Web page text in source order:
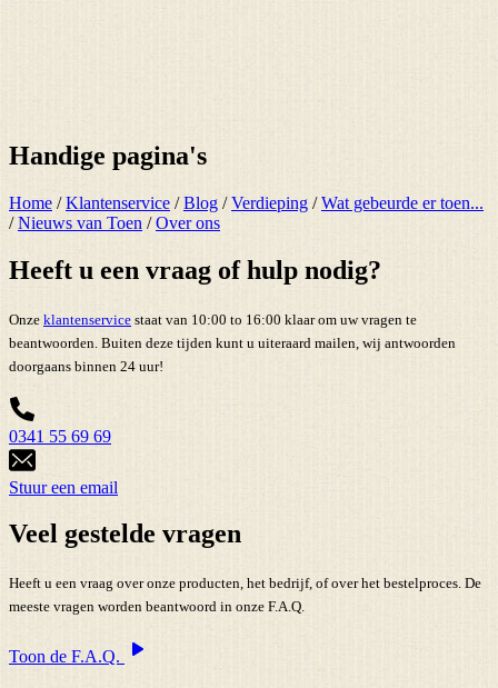
Handige pagina's
Home /Klantenservice /Blog /Verdieping /Wat gebeurde er toen...
/Nieuws van Toen /Over ons
Heeft u een vraag of hulp nodig?
Onze klantenservice staat van 10:00 to 16:00 klaar om uw vragen te
beantwoorden. Buiten deze tijden kunt u uiteraard mailen, wij antwoorden
doorgaans binnen 24 uur!
0341 55 69 69
Stuur een email
Veel gestelde vragen
Heeft u een vraag over onze producten, het bedrijf, of over het bestelproces. De
meeste vragen worden beantwoord in onze F.A.Q.
Toon de F.A.Q.